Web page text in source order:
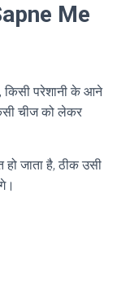
Me
किसी परेशानी के आने
चीज को लेकर
जाता है, ठीक उसी